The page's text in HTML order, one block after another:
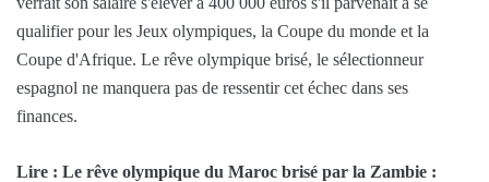
qualifier pour les Jeux olympiques, la Coupe du monde et la
Coupe d'Afrique. Le rêve olympique brisé, le sélectionneur
espagnol ne manquera pas de ressentir cet échec dans ses
finances.
Lire : Le rêve olympique du Maroc brisé par la Zambie :